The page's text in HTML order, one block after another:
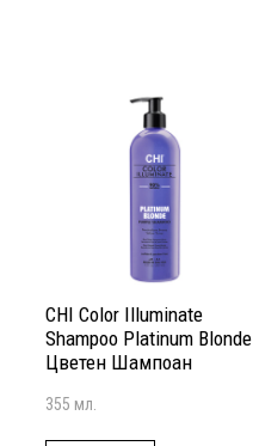
CHI Color Illuminate
Shampoo Platinum Blonde
Цветен Шампоан
355 мл.